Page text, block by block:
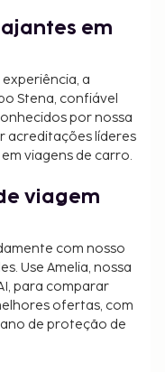
pelo
melhor forma
grátis, servido
pagamento dos
os impostos
por pessoa, por
a crianças
alojamento nos
por noite
em
a
Stena, confiável
por nossa
acreditações líderes
viagens de carro.
viagem
com nosso
Use Amelia, nossa
para comparar
ofertas, com
de proteção de